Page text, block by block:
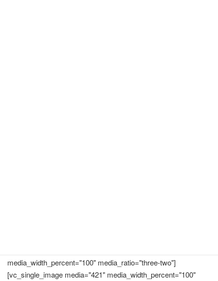
media_width_percent="100" media_ratio="three-two"]
[vc_single_image media="421" media_width_percent="100"